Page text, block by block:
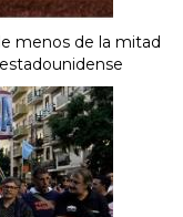
menos de la mitad